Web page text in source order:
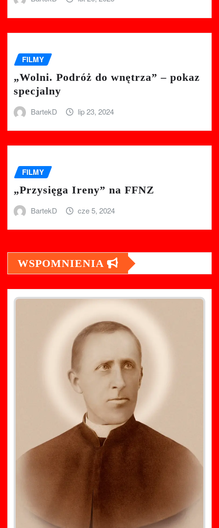
FILMY
„Wolni. Podróż do wnętrza” – pokaz
specjalny
BartekD lip 23, 2024
FILMY
„Przysięga Ireny” na FFNZ
BartekD cze 5, 2024
WSPOMNIENIA